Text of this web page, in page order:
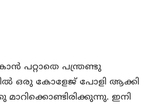
പറ്റാതെ പന്ത്രണ്ടു
ഒരു കോളേജ് പോളി ആക്കി
മാറിക്കൊണ്ടിരിക്കുന്നു. ഇനി